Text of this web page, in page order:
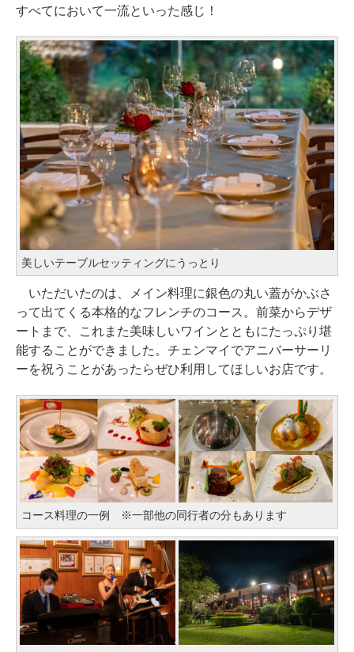
すべてにおいて一流といった感じ！
美しいテーブルセッティングにうっとり
いただいたのは、メイン料理に銀色の丸い蓋がかぶさ
って出てくる本格的なフレンチのコース。前菜からデザ
ートまで、これまた美味しいワインとともにたっぷり堪
能することができました。チェンマイでアニバーサーリ
ーを祝うことがあったらぜひ利用してほしいお店です。
コース料理の一例 ※一部他の同行者の分もあります